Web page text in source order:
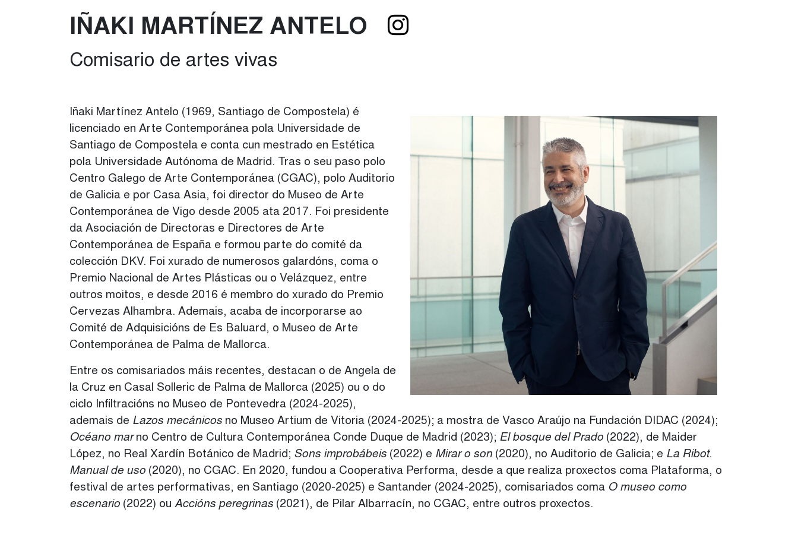
IÑAKI MARTÍNEZ ANTELO INSTAGRAM
Comisario de artes vivas
Iñaki Martínez Antelo (1969, Santiago de Compostela) é
licenciado en Arte Contemporánea pola Universidade de
Santiago de Compostela e conta cun mestrado en Estética
pola Universidade Autónoma de Madrid. Tras o seu paso polo
Centro Galego de Arte Contemporánea (CGAC), polo Auditorio
de Galicia e por Casa Asia, foi director do Museo de Arte
Contemporánea de Vigo desde 2005 ata 2017. Foi presidente
da Asociación de Directoras e Directores de Arte
Contemporánea de España e formou parte do comité da
colección DKV. Foi xurado de numerosos galardóns, coma o
Premio Nacional de Artes Plásticas ou o Velázquez, entre
outros moitos, e desde 2016 é membro do xurado do Premio
Cervezas Alhambra. Ademais, acaba de incorporarse ao
Comité de Adquisicións de Es Baluard, o Museo de Arte
Contemporánea de Palma de Mallorca.
Entre os comisariados máis recentes, destacan o de Angela de
la Cruz en Casal Solleric de Palma de Mallorca (2025) ou o do
ciclo Infiltracións no Museo de Pontevedra (2024-2025),
ademais de Lazos mecánicos no Museo Artium de Vitoria (2024-2025); a mostra de Vasco Araújo na Fundación DIDAC (2024);
Océano marno Centro de Cultura Contemporánea Conde Duque de Madrid (2023); El bosque del Prado (2022), de Maider
López, no Real Xardín Botánico de Madrid; Sons improbábeis (2022) e Mirar o son (2020), no Auditorio de Galicia; e La Ribot.
Manual de uso (2020), no CGAC. En 2020, fundou a Cooperativa Performa, desde a que realiza proxectos coma Plataforma, o
festival de artes performativas, en Santiago (2020-2025) e Santander (2024-2025), comisariados coma O museo como
escenario (2022) ou Accións peregrinas (2021), de Pilar Albarracín, no CGAC, entre outros proxectos.